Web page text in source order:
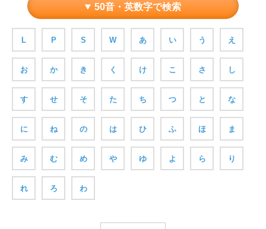
50音・英数字で検索
L P S W あ い う え
お か き く け こ さ し
す せ そ た ち つ と な
に ね の は ひ ふ ほ ま
み む め や ゆ よ ら り
れ ろ わ